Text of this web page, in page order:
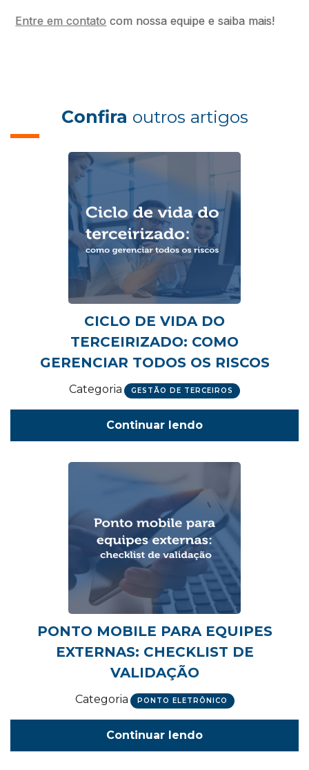
Entre em contato com nossa equipe e saiba mais!
Confira outros artigos
CICLO DE VIDA DO
TERCEIRIZADO: COMO
GERENCIAR TODOS OS RISCOS
Categoria GESTÃO DE TERCEIROS
Continuar lendo
PONTO MOBILE PARA EQUIPES
EXTERNAS: CHECKLIST DE
VALIDAÇÃO
Categoria PONTO ELETRÔNICO
Continuar lendo